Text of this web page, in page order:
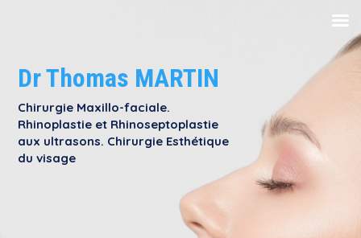
Dr Thomas MARTIN
Chirurgie Maxillo-faciale.
Rhinoplastie et Rhinoseptoplastie
aux ultrasons. Chirurgie Esthétique
du visage